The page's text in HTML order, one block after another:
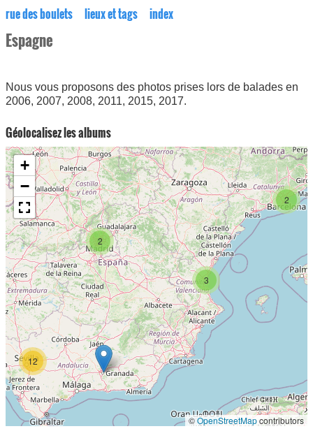
rue des boulets lieux et tags index
Espagne
Nous vous proposons des photos prises lors de balades en
2006, 2007, 2008, 2011, 2015, 2017.
Géolocalisez les albums
3
2
2
12
+
−
©OpenStreetMapcontributors